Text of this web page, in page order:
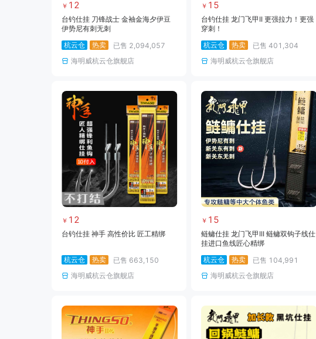
￥ 12
台钓仕挂 刀锋战士 金袖金海夕伊豆
伊势尼有刺无刺
杭云仓
热卖 已售 2,094,057
海明威杭云仓旗舰店
￥ 15
台钓仕挂 龙门飞甲II 更强拉力！更强
穿刺！
杭云仓
热卖 已售 401,304
海明威杭云仓旗舰店
￥ 12
台钓仕挂 神手 高性价比 匠工精绑
杭云仓 热卖 已售 663,150
海明威杭云仓旗舰店
￥ 15
鲢鳙仕挂 龙门飞甲III 鲢鳙双钩子线仕
挂进口鱼线匠心精绑
杭云仓
热卖 已售 104,991
海明威杭云仓旗舰店